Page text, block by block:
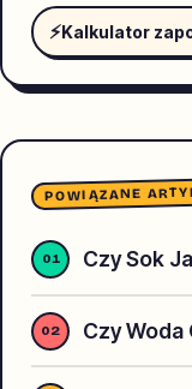
⚡Kalkulator
POWIĄZANE
Czy Sok
Czy Woda